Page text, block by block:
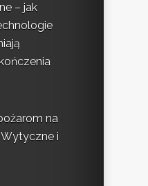
– jak
na
i